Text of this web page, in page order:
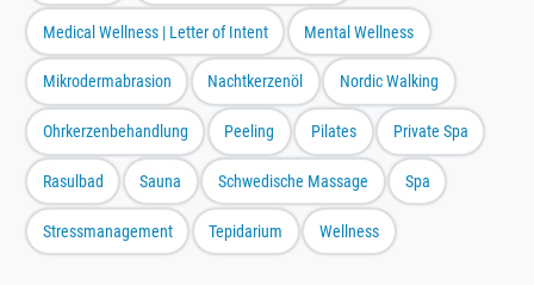
Medical Wellness | Letter of Intent Mental Wellness
Mikrodermabrasion Nachtkerzenöl Nordic Walking
Ohrkerzenbehandlung Peeling Pilates Private Spa
Rasulbad Sauna Schwedische Massage Spa
Stressmanagement Tepidarium Wellness